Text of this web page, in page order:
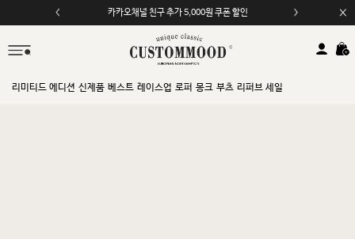
카카오채널 친구 추가 5,000원 쿠폰 할인
모바일 앱 자동 2,000원 할인
리미티드 에디션 신제품 베스트 레이스업 로퍼 몽크 부츠 리퍼브 세일